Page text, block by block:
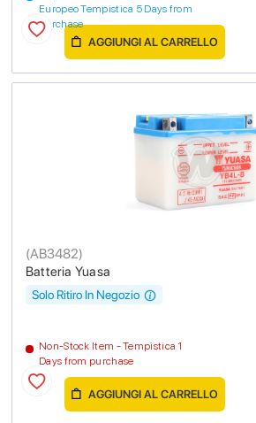
Europeo Tempistica 5 Days from
purchase
AGGIUNGI AL CARRELLO
Batteria Yuasa
(AB3482)
Non-Stock Item - Tempistica 1
Days from purchase
Solo Ritiro In Negozio
AGGIUNGI AL CARRELLO